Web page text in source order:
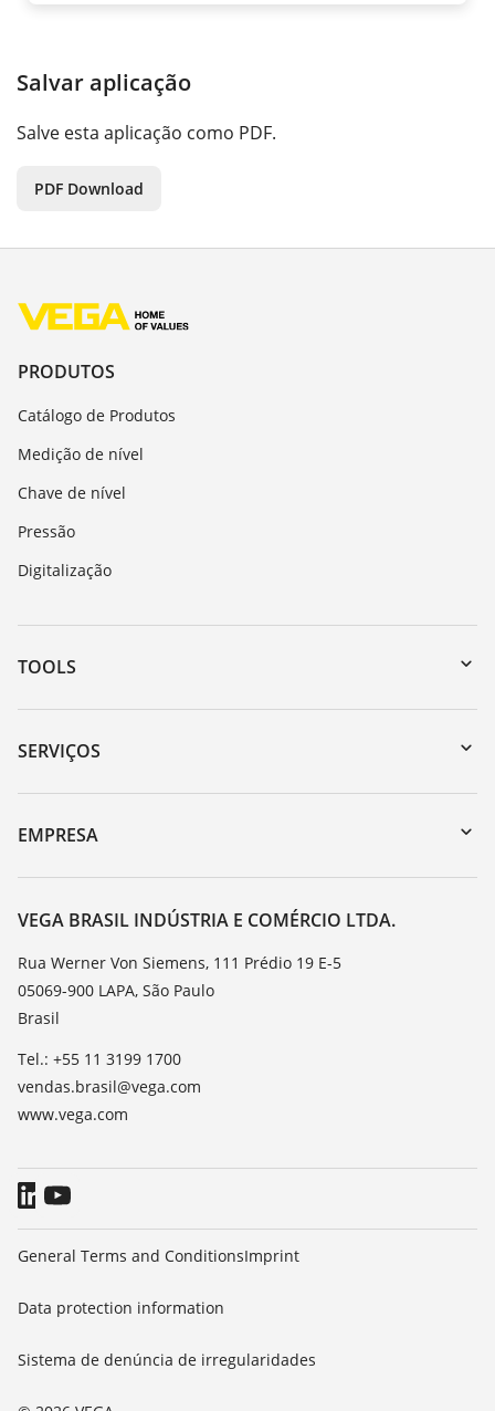
Salvar aplicação
Salve esta aplicação como PDF.
PDF Download
PRODUTOS
Catálogo de Produtos
Medição de nível
Chave de nível
Pressão
Digitalização
TOOLS
Downloads
Busca por número de série
DTM Collection/PACTware
SERVIÇOS
Retorno do dispositivo
Suporte
Constantes dielétricas
EMPRESA
Sobre a VEGA
Contato
Noticias
Imprensa
Blog
VEGA BRASIL INDÚSTRIA E COMÉRCIO LTDA.
Rua Werner Von Siemens, 111 Prédio 19 E-5
05069-900 LAPA, São Paulo
Brasil
Tel.: +55 11 3199 1700
vendas.brasil@vega.com
www.vega.com
General Terms and ConditionsImprint
Data protection information
Sistema de denúncia de irregularidades